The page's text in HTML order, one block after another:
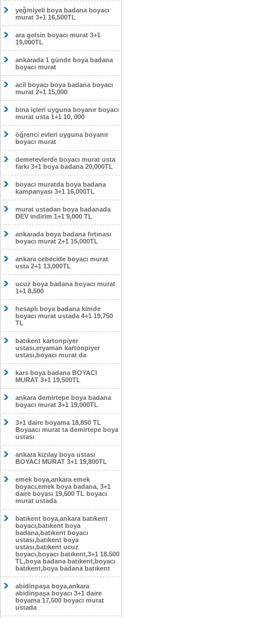
yeğmiyeli boya badana boyacı
murat 3+1 16,500TL
ara gelsin boyacı murat 3+1
19,000TL
ankarada 1 günde boya badana
boyacı murat
acil boyacı boya badana boyacı
murat 2+1 15,000
bina içleri uyguna boyanır boyacı
murat usta 1+1 10, 000
öğrenci evleri uyguna boyanır
boyacı murat
demetevlerde boyacı murat usta
farkı 3+1 boya badana 20,000TL
boyacı muratda boya badana
kampanyası 3+1 16,000TL
murat ustadan boya badanada
DEV indirim 1+1 9,000 TL
ankarada boya badana fırtınası
boyacı murat 2+1 15,000TL
ankara cebecide boyacı murat
usta 2+1 13,000TL
ucuz boya badana boyacı murat
1+1 8,500
hesaplı boya badana kimde
boyacı murat ustada 4+1 19,750
TL
batıkent kartonpiyer
ustası,eryaman kartonpiyer
ustası,boyacı murat da
kars boya badana BOYACI
MURAT 3+1 19,500TL
ankara demirtepe boya badana
boyacı murat 3+1 19,000TL
3+1 daire boyama 18,850 TL
Boyaacı murat ta demirtepe boya
ustası
ankara kızılay boya ustası
BOYACI MURAT 3+1 19,800TL
emek boya,ankara emek
boyacı,emek boya badana, 3+1
daire boyası 19,500 TL boyacı
murat ustada
batıkent boya,ankara batıkent
boyacı,batıkent boya
badana,batıkent boyacı
ustası,batıkent boya
ustası,batıkent ucuz
boyacı,boyacı batıkent,3+1 18.500
TL,boya badana batıkent,boyacı
batıkent,boya badana batıkent
abidinpaşa boya,ankara
abidinpaşa boyacı 3+1 daire
boyama 17,500 boyacı murat
ustada